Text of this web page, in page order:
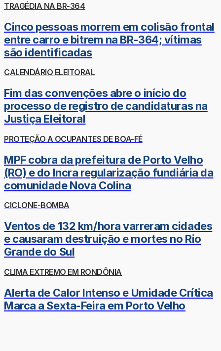
TRAGÉDIA NA BR-364
Cinco pessoas morrem em colisão frontal
entre carro e bitrem na BR-364; vítimas
são identificadas
CALENDÁRIO ELEITORAL
Fim das convenções abre o início do
processo de registro de candidaturas na
Justiça Eleitoral
PROTEÇÃO A OCUPANTES DE BOA-FÉ
MPF cobra da prefeitura de Porto Velho
(RO) e do Incra regularização fundiária da
comunidade Nova Colina
CICLONE-BOMBA
Ventos de 132 km/hora varreram cidades
e causaram destruição e mortes no Rio
Grande do Sul
CLIMA EXTREMO EM RONDÔNIA
Alerta de Calor Intenso e Umidade Crítica
Marca a Sexta-Feira em Porto Velho